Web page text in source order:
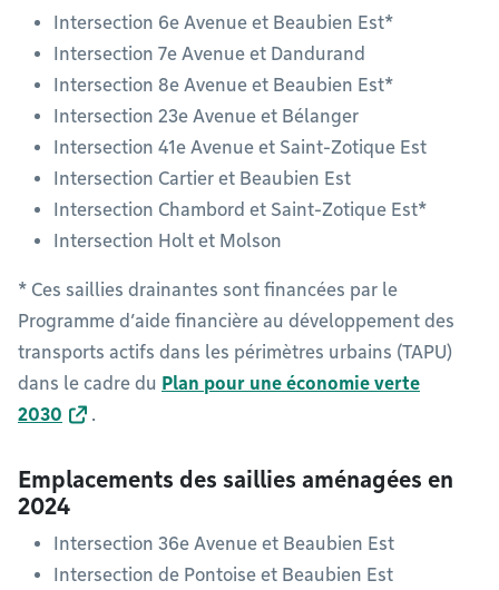
Intersection 6e Avenue et Beaubien Est*
Intersection 7e Avenue et Dandurand
Intersection 8e Avenue et Beaubien Est*
Intersection 23e Avenue et Bélanger
Intersection 41e Avenue et Saint-Zotique Est
Intersection Cartier et Beaubien Est
Intersection Chambord et Saint-Zotique Est*
Intersection Holt et Molson
* Ces saillies drainantes sont financées par le
Programme d’aide financière au développement des
transports actifs dans les périmètres urbains (TAPU)
dans le cadre du Plan pour une économie verte
2030
.
Emplacements des saillies aménagées en
2024
Intersection 36e Avenue et Beaubien Est
Intersection de Pontoise et Beaubien Est